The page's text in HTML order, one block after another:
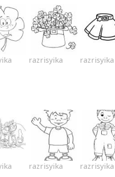
razrisyika razrisyika
razrisyika razrisyika